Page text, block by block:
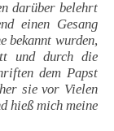
darüber belehrt
einen Gesang
bekannt wurden,
und durch die
dem Papst
sie vor Vielen
hieß mich meine